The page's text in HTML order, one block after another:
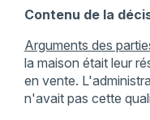
Contenu de la
Arguments des
la maison était leur
en vente.
n'avait pas cette